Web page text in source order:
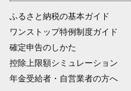
ふるさと納税の基本ガイド
ワンストップ特例制度ガイド
確定申告のしかた
控除上限額シミュレーション
年金受給者・自営業者の方へ